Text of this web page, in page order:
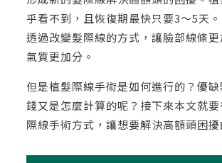
乎看不到，且恢復期最快只要3～5天
透過改變髮際線的方式，讓臉部線條
氣質更加分。
但是植髮際線手術是如何進行的？優
錢又是怎麼計算的呢？接下來本文就
際線手術方式，讓想要解決高額頭困擾